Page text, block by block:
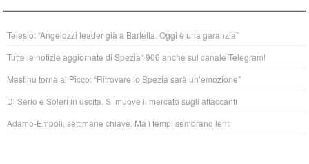
b
o
o
k
A
p
p
Telesio: “Angelozzi leader già a Barletta. Oggi è una garanzia”
Tutte le notizie aggiornate di Spezia1906 anche sul canale Telegram!
Mastinu torna al Picco: “Ritrovare lo Spezia sarà un’emozione”
Di Serio e Soleri in uscita. Si muove il mercato sugli attaccanti
Adamo-Empoli, settimane chiave. Ma i tempi sembrano lenti